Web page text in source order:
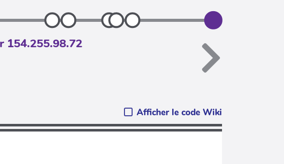
154.255.98.72
Afficher le code Wiki